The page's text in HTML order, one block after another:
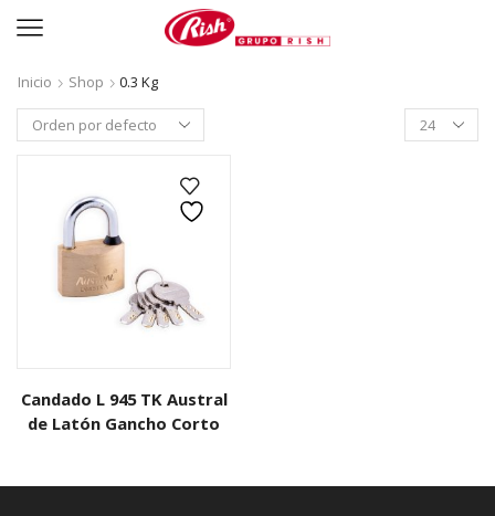
Inicio Shop
0.3 Kg
Productos
per
Candado L 945 TK Austral
de Latón Gancho Corto